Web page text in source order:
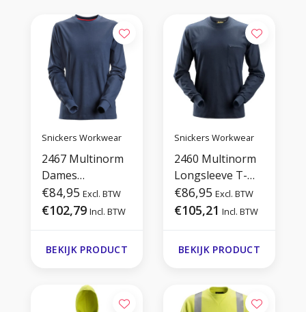
Snickers Workwear
2467 Multinorm
Dames
Longsleeve T-
shirt
€84,95 Excl. BTW
€102,79 Incl. BTW
BEKIJK PRODUCT
Snickers Workwear
2460 Multinorm
Longsleeve T-
Shirt
€86,95 Excl. BTW
€105,21 Incl. BTW
BEKIJK PRODUCT